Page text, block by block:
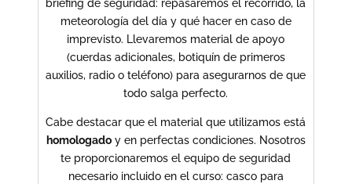
briefing de seguridad: repasaremos el recorrido, la
meteorología del día y qué hacer en caso de
imprevisto. Llevaremos material de apoyo
(cuerdas adicionales, botiquín de primeros
auxilios, radio o teléfono) para asegurarnos de que
todo salga perfecto.
Cabe destacar que el material que utilizamos está
homologadoy en perfectas condiciones. Nosotros
te proporcionaremos el equipo de seguridad
necesario incluido en el curso: casco para